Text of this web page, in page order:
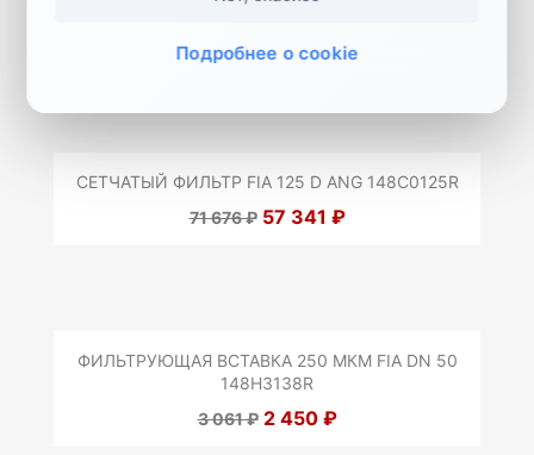
3 402 ₽ 2 722 ₽
СЕТЧАТЫЙ ФИЛЬТР FIA 125 D ANG 148C0125R
71 676 ₽ 57 341 ₽
ФИЛЬТРУЮЩАЯ ВСТАВКА 250 МКМ FIA DN 50
148H3138R
3 061 ₽ 2 450 ₽
Подробнее о cookie